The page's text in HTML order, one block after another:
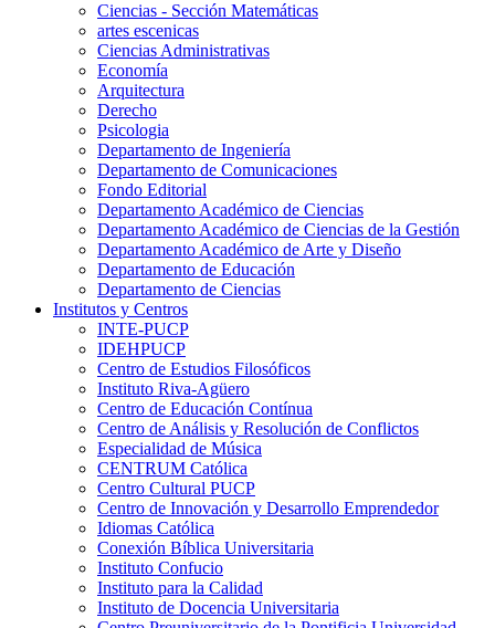
Ciencias - Sección Matemáticas
artes escenicas
Ciencias Administrativas
Economía
Arquitectura
Derecho
Psicologia
Departamento de Ingeniería
Departamento de Comunicaciones
Fondo Editorial
Departamento Académico de Ciencias
Departamento Académico de Ciencias de la Gestión
Departamento Académico de Arte y Diseño
Departamento de Educación
Departamento de Ciencias
Institutos y Centros
INTE-PUCP
IDEHPUCP
Centro de Estudios Filosóficos
Instituto Riva-Agüero
Centro de Educación Contínua
Centro de Análisis y Resolución de Conflictos
Especialidad de Música
CENTRUM Católica
Centro Cultural PUCP
Centro de Innovación y Desarrollo Emprendedor
Idiomas Católica
Conexión Bíblica Universitaria
Instituto Confucio
Instituto para la Calidad
Instituto de Docencia Universitaria